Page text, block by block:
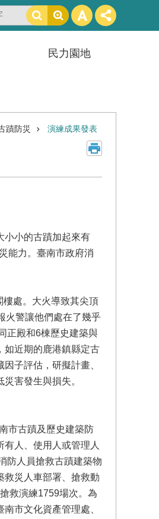
搜
尋
民力園地
蹟防災 演練成果發表
小小的古蹟加起來有
能力。臺南市政府消
處。大火導致其尖頂
火警讓他們處在了幾乎
正殿和6棟歷史建築與
如近期的鹿港鎮縣定古
子評估，研擬計畫、
害發生與損失。
市古蹟及歷史建築防
人、使用人或管理人
防人員搶救古蹟建築物
救災人車部署、搶救動
救演練1759場次。為
市文化資產管理處、